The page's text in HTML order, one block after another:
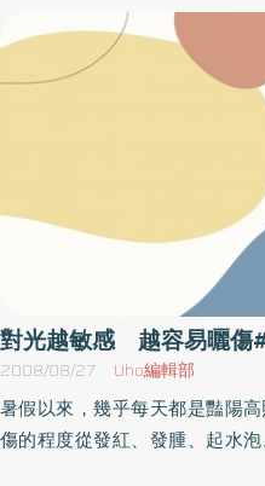
醒閥值降低，容易對枕邊人睡
所以對於步入中老年人的夫妻
溫度，對睡眠最有幫助？在人
可使快速動眼期及非快速動眼
眠比非快速動眼期對溫度的反
29℃過於執著，這只是一個參
調整到使人感覺舒適為原則。
如果你真的只是小酌，對睡眠
短。然而時間一久，一旦不喝
致失眠。因此並不鼓勵睡前小
題，到底喝多少久才算小酌，小
酒的量，因此時的酒量比較不
如果喝超過三杯的葡萄酒〈大
進睡眠的效果，但數小時後，
麼方法才能白得安全又有效？
色其實是象牙色略帶一點黃，
和分院牙科翁翠瑾醫師表示，
齒、牙髓壞死外，有局部性的
果)、飲料(咖啡、茶、紅酒)、抽
化物、抗生素（四環黴素），
也會使牙齒顏色漸漸加深。處
同方法，如果是局部性因素造
面磨光(噴砂)等；而全身性因素
白、或是假牙的製作(瓷牙貼面
藥劑漂白是利用不同濃度的美
方法：1. 由牙醫師操作的診間美
原理相同，差別只在於利用不
到快速美白的效果。2. 另一種
漂白凝膠和特製的牙拖帶回家
對光越敏感 越容易曬傷
2008/08/27 Uho編輯部
暑假以來，幾乎每天都是豔陽
傷的程度從發紅、發腫、起水